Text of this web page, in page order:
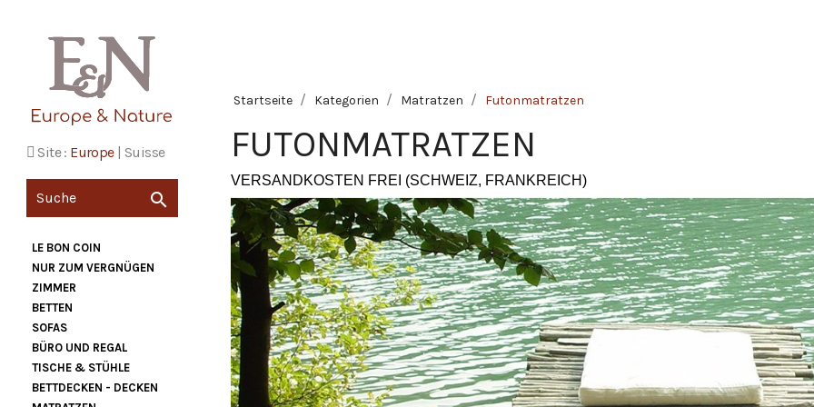
Site : Europe| Suisse

LE BON COIN
NUR ZUM VERGNÜGEN
ZIMMER
BETTEN
SOFAS
BÜRO UND REGAL
TISCHE & STÜHLE
BETTDECKEN - DECKEN
Startseite Kategorien Matratzen Futonmatratzen
FUTONMATRATZEN
VERSANDKOSTEN FREI (SCHWEIZ, FRANKREICH)